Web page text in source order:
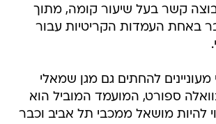
קשר בעל שיעור קומה, מתוך
באחת העמדות הקריטיות עבור
להחתים גם מגן שמאלי
ספורט, המועמד המוביל הוא
להיות מושאל ממכבי תל אביב וכבר